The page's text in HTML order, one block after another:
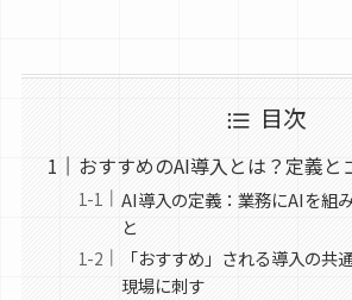
目次
おすすめのAI導入とは？定義と
AI導入の定義：業務にAIを組
と
「おすすめ」される導入の共
現場に刺す